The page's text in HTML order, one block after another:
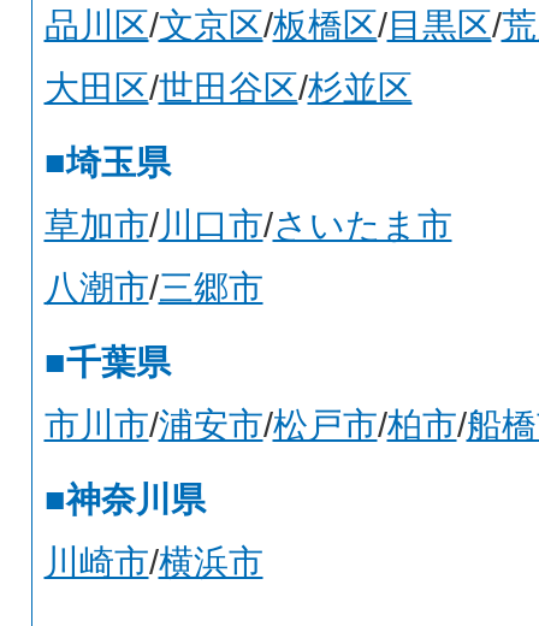
品川区/文京区/板橋区/目黒区/
大田区/世田谷区/杉並区
■埼玉県
草加市/川口市/さいたま市
八潮市/三郷市
■千葉県
市川市/浦安市/松戸市/柏市/船
■神奈川県
川崎市/横浜市